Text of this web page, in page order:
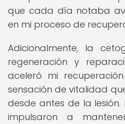
que cada día notaba
en mi proceso de
Adicionalmente, la
regeneración y
aceleró mi
sensación de vitalidad
desde antes de la lesión.
impulsaron a